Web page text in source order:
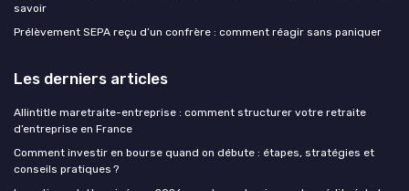
savoir
Prélèvement SEPA reçu d’un confrère : comment réagir sans paniquer
Les derniers articles
Allintitle maretraite-entreprise : comment structurer votre retraite
d’entreprise en France
Comment investir en bourse quand on débute : étapes, stratégies et
conseils pratiques ?